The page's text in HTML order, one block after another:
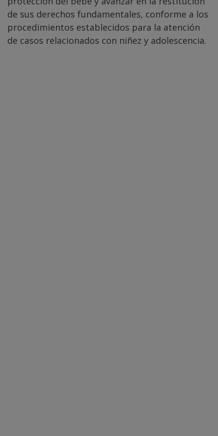
de sus derechos fundamentales, conforme a los
procedimientos establecidos para la atención
de casos relacionados con niñez y adolescencia.